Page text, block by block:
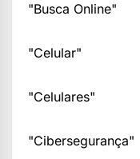
"Busca Online"
"Celular"
"Celulares"
"Cibersegurança"